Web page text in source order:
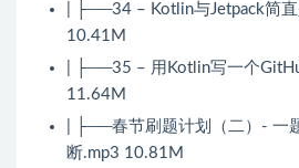
| ├──34 – Kotlin与Jetpack简
10.41M
| ├──35 – 用Kotlin写一个
11.64M
| ├──春节刷题计划（二）- 一
断.mp3 10.81M